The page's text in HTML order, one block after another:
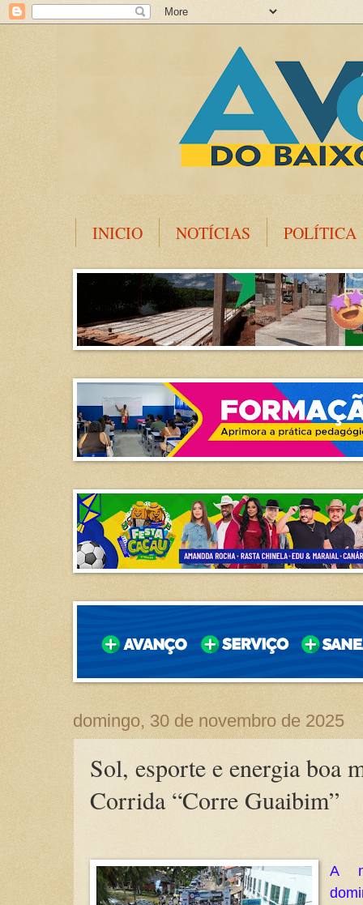
INICIO NOTÍCIAS POLÍTICA
domingo, 30 de novembro de 2025
Sol, esporte e energia boa
Corrida “Corre Guaibim”
A